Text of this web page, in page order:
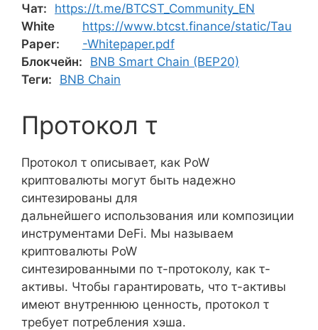
Чат:
https://t.me/BTCST_Community_EN
White
Paper:
https://www.btcst.finance/static/Tau
-Whitepaper.pdf
Блокчейн:
BNB Smart Chain (BEP20)
Теги:
BNB Chain
Протокол τ
Протокол τ описывает, как PoW
криптовалюты могут быть надежно
синтезированы для
дальнейшего использования или композиции
инструментами DeFi. Мы называем
криптовалюты PoW
синтезированными по τ-протоколу, как τ-
активы. Чтобы гарантировать, что τ-активы
имеют внутреннюю ценность, протокол τ
требует потребления хэша.